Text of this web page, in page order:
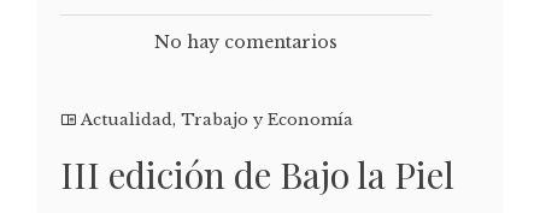
No hay comentarios
Actualidad, Trabajo y Economía
III edición de Bajo la Piel